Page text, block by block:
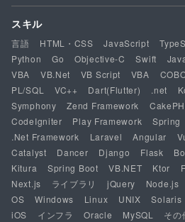
スキル
言語 HTML・CSS JavaScript
Python
Go Objective-C Swift
VBA
VB.Net VB Script VBA
PL/SQL
VC++ Dart(Flutter) .net
Symphony
Zend Framework
CodeIgniter
Play Framework Spring
.Net Framework
Laravel Angular
Catalyst
Dancer Django Flask
Kitura
Spring Boot VB.NET Ktor
Next.js
ライブラリ jQuery Node.js
OS
Windows Linux UNIX Solaris
iOS
インフラ Oracle MySQL その